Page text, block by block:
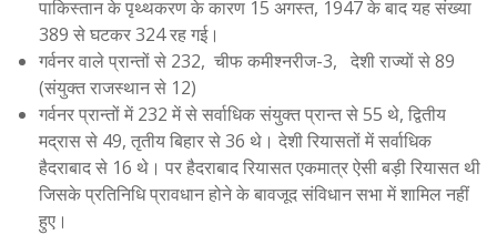
पाकिस्तान के पृथ्थकरण के कारण 15 अगस्त, 1947 के बाद यह संख्या
389 से घटकर 324 रह गई।
गर्वनर वाले प्रान्तों से 232, चीफ कमीश्नरीज-3, देशी राज्यों से 89
(संयुक्त राजस्थान से 12)
गर्वनर प्रान्तों में 232 में से सर्वाधिक संयुक्त प्रान्त से 55 थे, द्वितीय
मद्रास से 49, तृतीय बिहार से 36 थे। देशी रियासतों में सर्वाधिक
हैदराबाद से 16 थे। पर हैदराबाद रियासत एकमात्र ऐसी बड़ी रियासत थी
जिसके प्रतिनिधि प्रावधान होने के बावजूद संविधान सभा में शामिल नहीं
हुए।